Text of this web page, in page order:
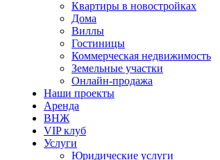
Квартиры в новостройках
Дома
Виллы
Гостиницы
Коммерческая недвижимость
Земельные участки
Онлайн-продажа
Наши проекты
Аренда
ВНЖ
VIP клуб
Услуги
Юридические услуги